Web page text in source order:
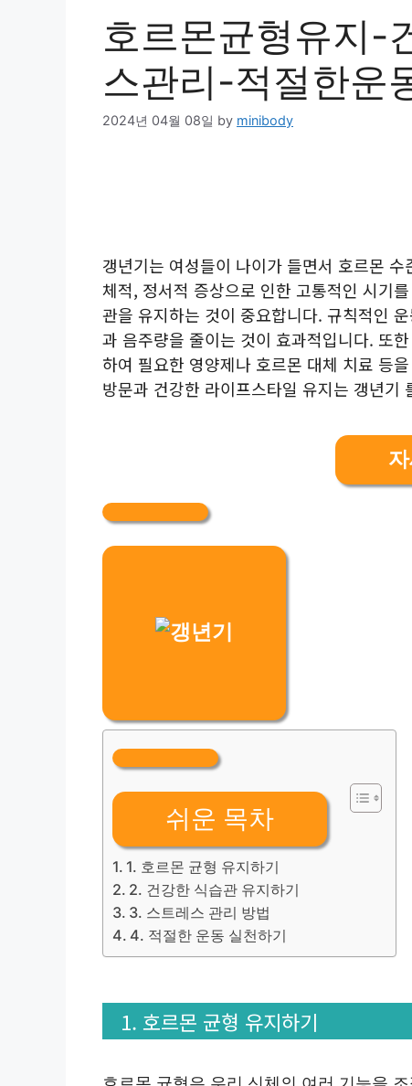
호르몬균형유지-
스관리-적절한운
2024년 04월 08일 by minibody
갱년기는 여성들이 나이가 들면서 호르몬
체적, 정서적 증상으로 인한 고통적인 시기
관을 유지하는 것이 중요합니다. 규칙적인
과 음주량을 줄이는 것이 효과적입니다. 또
하여 필요한 영양제나 호르몬 대체 치료 등
방문과 건강한 라이프스타일 유지는 갱년기
쉬운 목차
1. 호르몬 균형 유지하기
2. 건강한 식습관 유지하기
3. 스트레스 관리 방법
4. 적절한 운동 실천하기
1. 호르몬 균형 유지하기